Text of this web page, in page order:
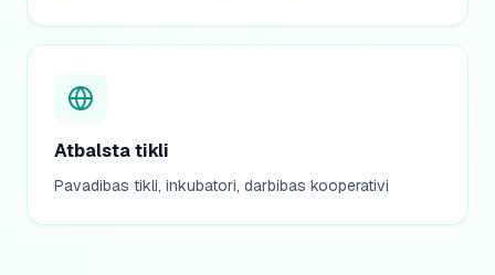
Atbalsta tikli
Pavadibas tikli, inkubatori, darbibas kooperativi